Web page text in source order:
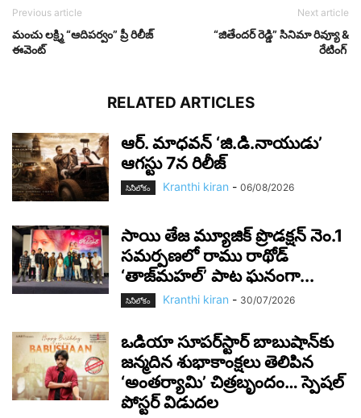
Previous article
మంచు లక్ష్మి “ఆదిపర్వం” ప్రీ రిలీజ్
ఈవెంట్
Next article
“జితేందర్ రెడ్డి” సినిమా రివ్యూ &
రేటింగ్
RELATED ARTICLES
ఆర్‌. మాధవన్‌ ‘జి.డి.నాయుడు’
ఆగస్టు 7న రిలీజ్
సినీలోకం Kranthi kiran - 06/08/2026
సాయి తేజ మ్యూజిక్ ప్రొడక్షన్ నెం.1
సమర్పణలో రాము రాథోడ్
‘తాజ్‌మహల్’ పాట ఘనంగా...
సినీలోకం Kranthi kiran - 30/07/2026
ఒడియా సూపర్‌స్టార్ బాబుషాన్‌కు
జన్మదిన శుభాకాంక్షలు తెలిపిన
‘అంతర్యామి’ చిత్రబృందం… స్పెషల్
పోస్టర్ విడుదల